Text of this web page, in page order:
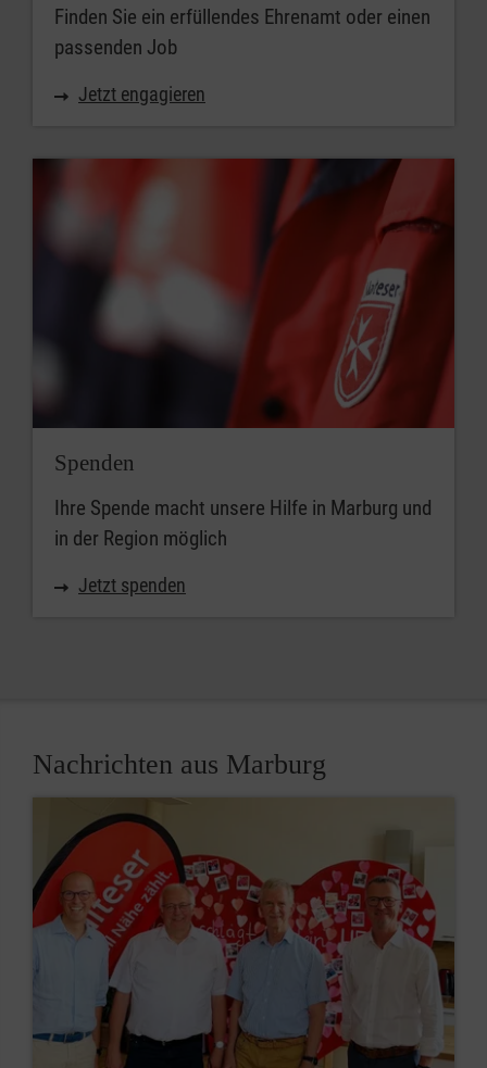
Finden Sie ein erfüllendes Ehrenamt oder einen
passenden Job
Jetzt engagieren
Spenden
Ihre Spende macht unsere Hilfe in Marburg und
in der Region möglich
Jetzt spenden
Nachrichten aus Marburg